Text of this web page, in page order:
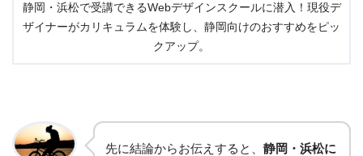
静岡・浜松で受講できるWebデザインスクールに潜入！現役デ
ザイナーがカリキュラムを体験し、静岡向けのおすすめをピッ
クアップ。
先に結論からお伝えすると、 静岡・浜松に